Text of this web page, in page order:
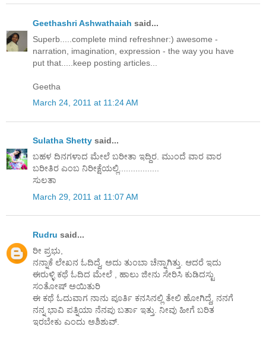
Geethashri Ashwathaiah said...
Superb.....complete mind refreshner:) awesome -
narration, imagination, expression - the way you have
put that.....keep posting articles...
Geetha
March 24, 2011 at 11:24 AM
Sulatha Shetty said...
ಬಹಳ ದಿನಗಳಾದ ಮೇಲೆ ಬರೀತಾ ಇದ್ದಿರ. ಮುಂದೆ ವಾರ ವಾರ
ಬರೀತಿರ ಎಂಬ ನಿರೀಕ್ಷೆಯಲ್ಲಿ.................
ಸುಲತಾ
March 29, 2011 at 11:07 AM
Rudru said...
ರೀ ಪ್ರಭು,
ನನ್ನಾಕೆ ಲೇಖನ ಓದಿದ್ದೆ, ಅದು ತುಂಬಾ ಚೆನ್ನಾಗಿತ್ತು. ಆದರೆ ಇದು
ಈರುಳ್ಳಿ ಕಥೆ ಓದಿದ ಮೇಲೆ , ಹಾಲು ಜೀನು ಸೇರಿಸಿ ಕುಡಿದಸ್ಟು
ಸಂತೋಷ್ ಅಯಿತುರಿ
ಈ ಕಥೆ ಓದುವಾಗ ನಾನು ಪೂರ್ತಿ ಕನಸಿನಲ್ಲಿ ತೇಲಿ ಹೋಗಿದ್ದೆ, ನನಗೆ
ನನ್ನ ಭಾವಿ ಪತ್ನಿಯಾ ನೆನಪು ಬರ್ತಾ ಇತ್ತು. ನೀವು ಹೀಗೆ ಬರಿತ
ಇರಬೇಕು ಎಂದು ಅಶಿಶುವ್.